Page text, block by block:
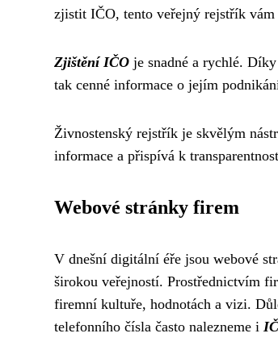
zjistit IČO, tento veřejný rejstřík vám
Zjištění IČO je snadné a rychlé.
tak cenné informace o jejím
Živnostenský rejstřík je skvělým
informace a přispívá k
Webové stránky firem
V dnešní digitální éře jsou webové
širokou veřejností. Prostřednictvím
firemní kultuře, hodnotách a vizi.
telefonního čísla často nalezneme i